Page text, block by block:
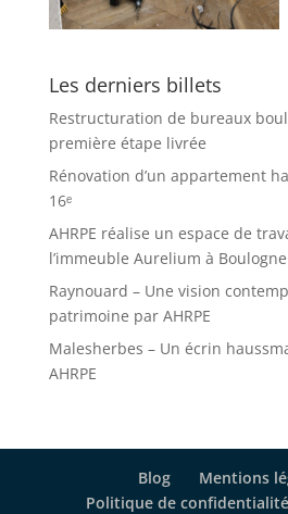
Les derniers billets
Restructuration de bureaux
première étape livrée
Rénovation d’un appartement
16ᵉ
AHRPE réalise un espace de
l’immeuble Aurelium à
Raynouard – Une vision
patrimoine par AHRPE
Malesherbes – Un écrin
AHRPE
Blog
Mentions
Politique de confidentialité